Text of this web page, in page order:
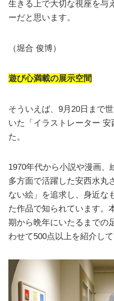
生きる上で大切な視座を与
ーだと思います。
（堀合 俊博）
遊び心満載の展示空間
そういえば、9月20日まで
いた「イラストレーター
た。
1970年代から小説や漫画
多方面で活躍した安西水丸
ない絵」を追求し、身近な
た作品で知られています。
期から晩年にいたるまでの
わせて500点以上を紹介して